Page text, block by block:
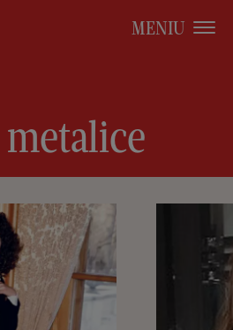
MENIU